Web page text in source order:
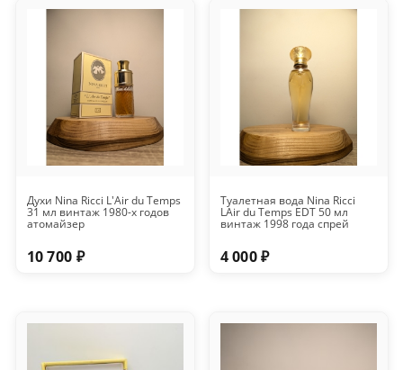
Духи Nina Ricci L'Air du Temps
31 мл винтаж 1980-х годов
атомайзер
10 700 ₽
Туалетная вода Nina Ricci
LAir du Temps EDT 50 мл
винтаж 1998 года спрей
4 000 ₽